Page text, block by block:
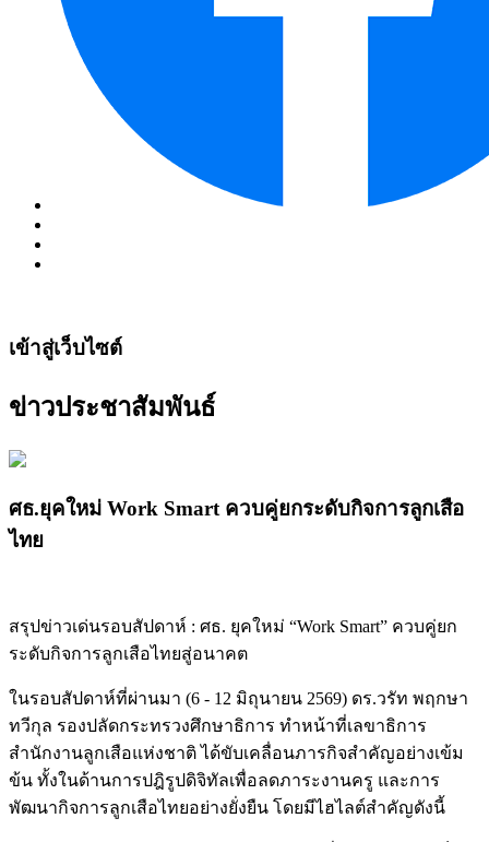
เข้าสู่เว็บไซต์
ข่าวประชาสัมพันธ์
ศธ.ยุคใหม่ Work Smart ควบคู่ยกระดับกิจการลูกเสือ
ไทย
สรุปข่าวเด่นรอบสัปดาห์ : ศธ. ยุคใหม่ “Work Smart” ควบคู่ยก
ระดับกิจการลูกเสือไทยสู่อนาคต
ในรอบสัปดาห์ที่ผ่านมา (6 - 12 มิถุนายน 2569) ดร.วรัท พฤกษา
ทวีกุล รองปลัดกระทรวงศึกษาธิการ ทำหน้าที่เลขาธิการ
สำนักงานลูกเสือแห่งชาติ ได้ขับเคลื่อนภารกิจสำคัญอย่างเข้ม
ข้น ทั้งในด้านการปฎิรูปดิจิทัลเพื่อลดภาระงานครู และการ
พัฒนากิจการลูกเสือไทยอย่างยั่งยืน โดยมีไฮไลต์สำคัญดังนี้